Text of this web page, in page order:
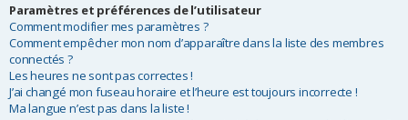
Paramètres et préférences de l’utilisateur
Comment modifier mes paramètres ?
Comment empêcher mon nom d’apparaître dans la liste des membres
connectés ?
Les heures ne sont pas correctes !
J’ai changé mon fuseau horaire et l’heure est toujours incorrecte !
Ma langue n’est pas dans la liste !